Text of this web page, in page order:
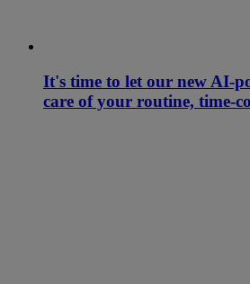
It's time to let our new AI-
care of your routine, time-